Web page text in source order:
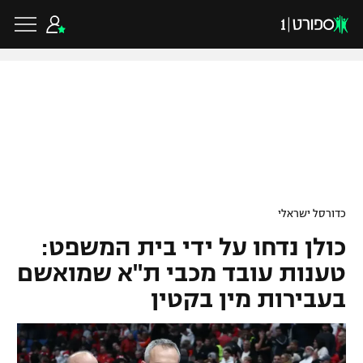
גביע הטוטו
ליגיונרים
גביע המדינה
ליגת האלופות
ליגה אירופית
ליגה אנגלית
כדורסל ישראלי
ליגת ווינר סל
ליגה לאומית
כדורסל עולמי
NBA
כדורסל ישראלי
כולן נדחו על ידי בית המשפט:
טענות עובד מכבי ת"א שמואשם
בעבירות מין בקטין